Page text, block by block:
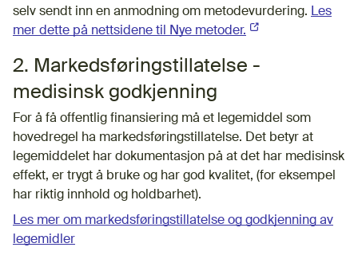
selv sendt inn en anmodning om metodevurdering. Les
mer dette på nettsidene til Nye metoder. (Ekstern lenke)
2. Markedsføringstillatelse -
medisinsk godkjenning
For å få offentlig finansiering må et legemiddel som
hovedregel ha markedsføringstillatelse. Det betyr at
legemiddelet har dokumentasjon på at det har medisinsk
effekt, er trygt å bruke og har god kvalitet, (for eksempel
har riktig innhold og holdbarhet).
Les mer om markedsføringstillatelse og godkjenning av
legemidler